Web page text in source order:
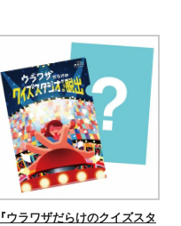
『ウラワザだらけのクイズスタ